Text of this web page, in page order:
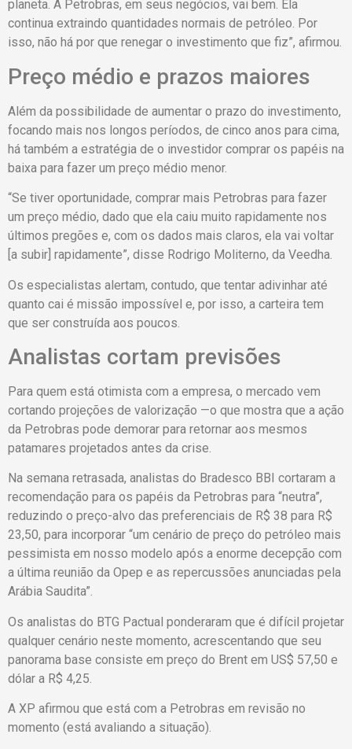
planeta. A Petrobras, em seus negócios, vai bem. Ela
continua extraindo quantidades normais de petróleo. Por
isso, não há por que renegar o investimento que fiz”, afirmou.
Preço médio e prazos maiores
Além da possibilidade de aumentar o prazo do investimento,
focando mais nos longos períodos, de cinco anos para cima,
há também a estratégia de o investidor comprar os papéis na
baixa para fazer um preço médio menor.
“Se tiver oportunidade, comprar mais Petrobras para fazer
um preço médio, dado que ela caiu muito rapidamente nos
últimos pregões e, com os dados mais claros, ela vai voltar
[a subir] rapidamente”, disse Rodrigo Moliterno, da Veedha.
Os especialistas alertam, contudo, que tentar adivinhar até
quanto cai é missão impossível e, por isso, a carteira tem
que ser construída aos poucos.
Analistas cortam previsões
Para quem está otimista com a empresa, o mercado vem
cortando projeções de valorização —o que mostra que a ação
da Petrobras pode demorar para retornar aos mesmos
patamares projetados antes da crise.
Na semana retrasada, analistas do Bradesco BBI cortaram a
recomendação para os papéis da Petrobras para “neutra”,
reduzindo o preço-alvo das preferenciais de R$ 38 para R$
23,50, para incorporar “um cenário de preço do petróleo mais
pessimista em nosso modelo após a enorme decepção com
a última reunião da Opep e as repercussões anunciadas pela
Arábia Saudita”.
Os analistas do BTG Pactual ponderaram que é difícil projetar
qualquer cenário neste momento, acrescentando que seu
panorama base consiste em preço do Brent em US$ 57,50 e
dólar a R$ 4,25.
A XP afirmou que está com a Petrobras em revisão no
momento (está avaliando a situação).